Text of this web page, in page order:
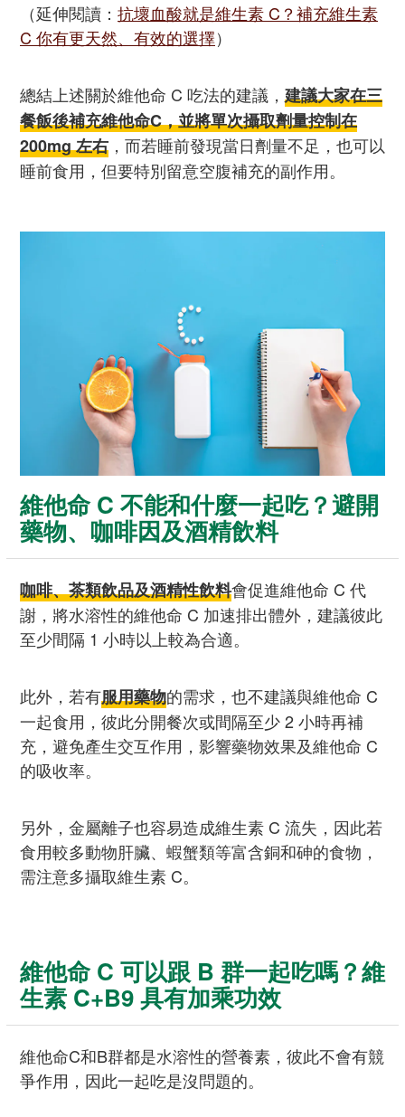
（延伸閱讀： 抗壞血酸就是維生素 C？補充維生素
C 你有更天然、有效的選擇）
總結上述關於維他命 C 吃法的建議， 建議大家在三
餐飯後補充維他命C，並將單次攝取劑量控制在
200mg 左右 ，而若睡前發現當日劑量不足，也可以
睡前食用，但要特別留意空腹補充的副作用。
維他命 C 不能和什麼一起吃？避開
藥物、咖啡因及酒精飲料
咖啡、茶類飲品及酒精性飲料會促進維他命 C 代
謝，將水溶性的維他命 C 加速排出體外，建議彼此
至少間隔 1 小時以上較為合適。
此外，若有服用藥物的需求，也不建議與維他命 C
一起食用，彼此分開餐次或間隔至少 2 小時再補
充，避免產生交互作用，影響藥物效果及維他命 C
的吸收率。
另外，金屬離子也容易造成維生素 C 流失，因此若
食用較多動物肝臟、蝦蟹類等富含銅和砷的食物，
需注意多攝取維生素 C。
維他命 C 可以跟 B 群一起吃嗎？維
生素 C+B9 具有加乘功效
維他命C和B群都是水溶性的營養素，彼此不會有競
爭作用，因此一起吃是沒問題的。